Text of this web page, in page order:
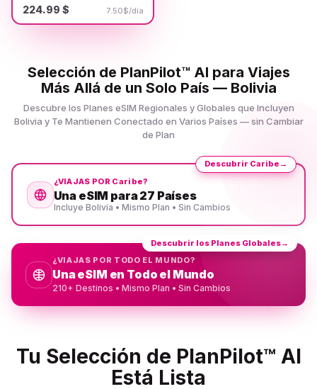
224.99 $ 7.50$/día
Selección de PlanPilot™ AI para Viajes
Más Allá de un Solo País — Bolivia
Descubre los Planes eSIM Regionales y Globales que Incluyen
Bolivia y Te Mantienen Conectado en Varios Países — sin Cambiar
de Plan
¿VIAJAS POR Caribe?
Una eSIM para 27 Países
Incluye Bolivia • Mismo Plan • Sin Cambios
Descubrir Caribe →
¿VIAJAS POR TODO EL MUNDO?
Una eSIM en Todo el Mundo
210+ Destinos • Mismo Plan • Sin Cambios
Descubrir los Planes Globales→
Tu Selección de PlanPilot™ AI
Está Lista